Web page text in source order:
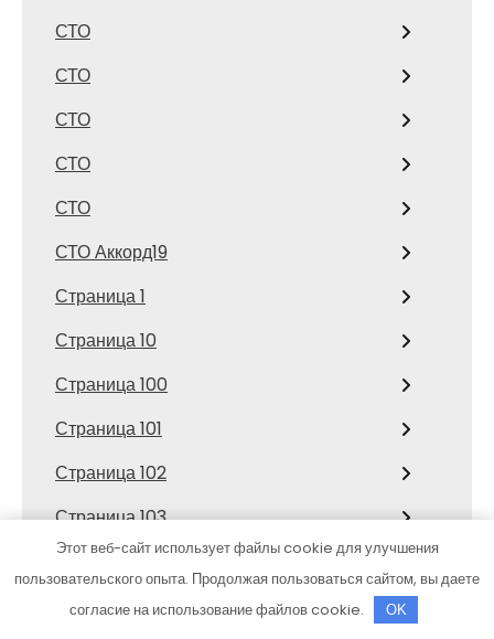
СТО
СТО
СТО
СТО
СТО
СТО Аккорд19
Страница 1
Страница 10
Страница 100
Страница 101
Страница 102
Страница 103
Страница 104
Страница 105
Этот веб-сайт использует файлы cookie для улучшения
пользовательского опыта. Продолжая пользоваться сайтом, вы даете
согласие на использование файлов cookie.
OK